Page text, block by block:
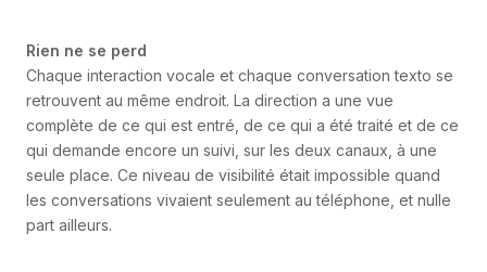
Rien ne se perd
Chaque interaction vocale et chaque conversation texto se
retrouvent au même endroit. La direction a une vue
complète de ce qui est entré, de ce qui a été traité et de ce
qui demande encore un suivi, sur les deux canaux, à une
seule place. Ce niveau de visibilité était impossible quand
les conversations vivaient seulement au téléphone, et nulle
part ailleurs.